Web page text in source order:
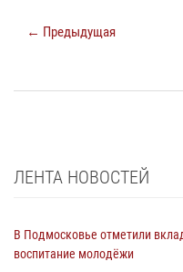
← Предыдущая
ЛЕНТА НОВОСТЕЙ
В Подмосковье отметили
воспитание молодёжи